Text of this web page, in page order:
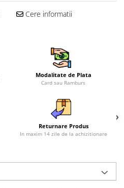
Cere informatii
Modalitate de Plata
Card sau Ramburs
Returnare Produs
In maxim 14 zile de la achizitionare